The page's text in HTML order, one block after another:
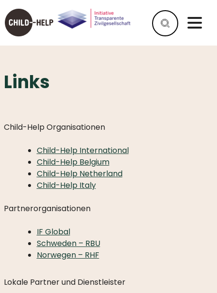
WAS
IST
WAS
HYDROCEPHALUS?
HELFEN
ALS
UNTERNEHMEN
HILFE
EINZELPERSON
WAS
PASSIERT
Links
Child-Help Organisationen
Child-Help International
Child-Help Belgium
Child-Help Netherland
Child-Help Italy
Partnerorganisationen
IF Global
Schweden – RBU
Norwegen – RHF
Lokale Partner und Dienstleister